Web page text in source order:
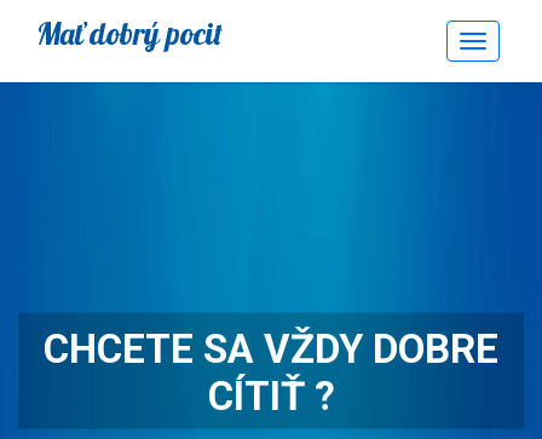
CHCETE SA VŽDY DOBRE
CÍTIŤ ?
Mať dobrý pocit
Toggle